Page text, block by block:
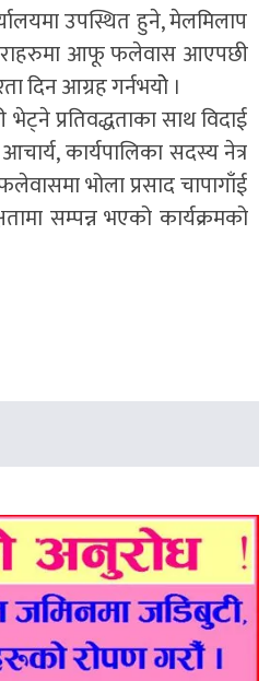
उपस्थित हुने, मेलमिलाप
कुराहरुमा आफू फलेवास आएपछी
दिन आग्रह गर्नभयोे ।
प्रतिवद्धताका साथ विदाई
कार्यपालिका सदस्य नेत्र
भोला प्रसाद चापागाँई
सम्पन्न भएको कार्यक्रमको